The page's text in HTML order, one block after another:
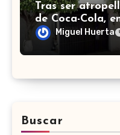
Tras ser
de Coca-Cola,
fondos para
avanzada
Miguel Huerta
Buscar